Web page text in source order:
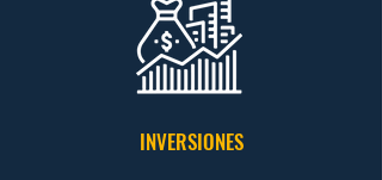
INVERSIONES